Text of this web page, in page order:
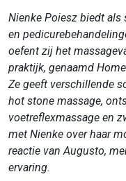
Nienke Poiesz biedt als
en
oefent zij het
praktijk, genaamd
Ze geeft verschillende
hot stone massage,
voetreflexmassage en
met Nienke over haar
reactie van Augusto,
ervaring.